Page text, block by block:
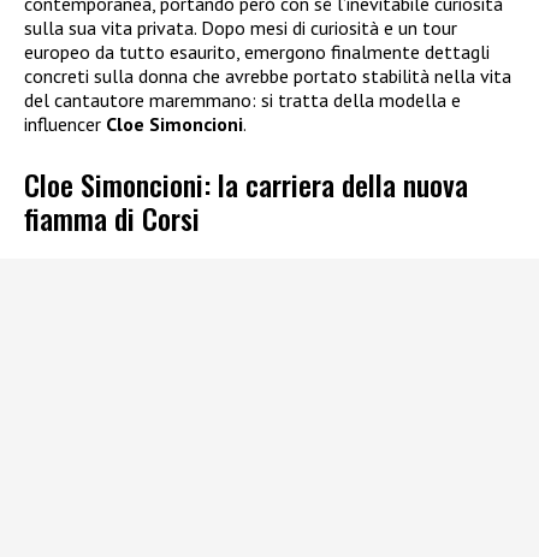
sulla sua vita privata. Dopo mesi di curiosità e un tour
europeo da tutto esaurito, emergono finalmente dettagli
concreti sulla donna che avrebbe portato stabilità nella vita
del cantautore maremmano: si tratta della modella e
influencer Cloe Simoncioni.
Cloe Simoncioni: la carriera della nuova
fiamma di Corsi